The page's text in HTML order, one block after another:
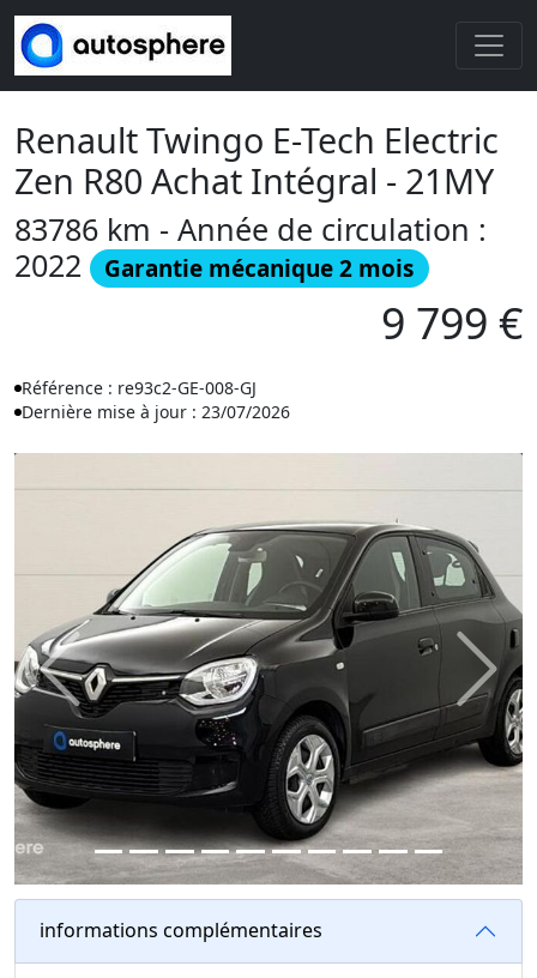
Renault Twingo E-Tech Electric
Zen R80 Achat Intégral - 21MY
83786 km - Année de circulation :
2022
Garantie mécanique 2 mois
9 799 €
Référence : re93c2-GE-008-GJ
Dernière mise à jour : 23/07/2026
Previous Next
informations complémentaires